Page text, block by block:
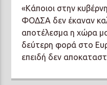
«Κάποιοι στην
ΦΟΔΣΑ δεν έκαναν
αποτέλεσμα η χώρα
δεύτερη φορά στο
επειδή δεν